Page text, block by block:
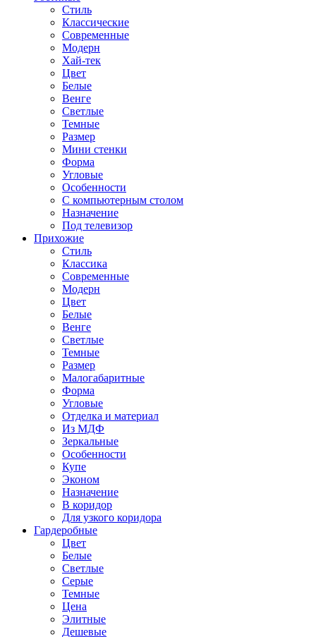
Стиль
Классические
Современные
Модерн
Хай-тек
Цвет
Белые
Венге
Светлые
Темные
Размер
Мини стенки
Форма
Угловые
Особенности
С компьютерным столом
Назначение
Под телевизор
Прихожие
Стиль
Классика
Современные
Модерн
Цвет
Белые
Венге
Светлые
Темные
Размер
Малогабаритные
Форма
Угловые
Отделка и материал
Из МДФ
Зеркальные
Особенности
Купе
Эконом
Назначение
В коридор
Для узкого коридора
Гардеробные
Цвет
Белые
Светлые
Серые
Темные
Цена
Элитные
Дешевые